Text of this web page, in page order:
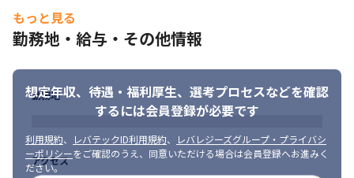
もっと見る
勤務地・給与・その他情報
想定年収、待遇・福利厚生、 選考プロセスなどを確認
するには会員登録が必要です
利用規約、 レバテックID利用規約、
レバレジーズグループ・プライバシ
ーポリシーをご確認のうえ、同意いただける場合は会員登録へお進みく
ださい。
勤務地
アクセス